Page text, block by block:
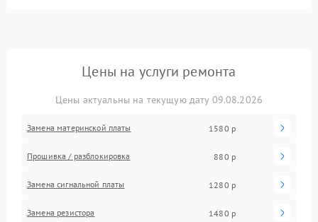
Цены на услуги ремонта
Цены актуальны на текущую дату 09.08.2026
Замена материнской платы 1580 р
Прошивка / разблокировка 880 р
Замена сигнальной платы 1280 р
Замена резистора 1480 р